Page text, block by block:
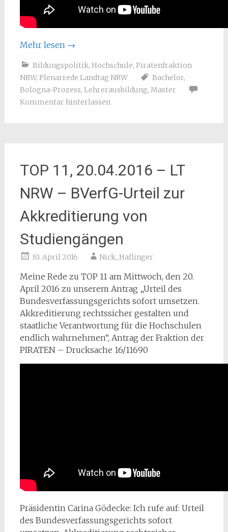
Mehr lesen →
Bildungspolitik, Hochschule, Piratenfraktion
NRW, Plenarrede Landtag NRW Bachelor,
Bologna-Prozess, Lehrerausbildung, Master
Kommentar hinterlassen
TOP 11, 20.04.2016 – LT
NRW – BVerfG-Urteil zur
Akkreditierung von
Studiengängen
30. April 2016 Nick_Haflinger
Meine Rede zu TOP 11 am Mittwoch, den 20.
April 2016 zu unserem Antrag „Urteil des
Bundesverfassungsgerichts sofort umsetzen.
Akkreditierung rechtssicher gestalten und
staatliche Verantwortung für die Hochschulen
endlich wahrnehmen“, Antrag der Fraktion der
PIRATEN – Drucksache 16/11690
Präsidentin Carina Gödecke: Ich rufe auf: Urteil
des Bundesverfassungsgerichts sofort